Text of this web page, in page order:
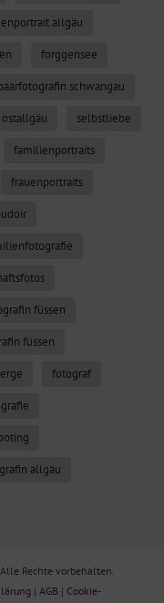
allgäu
forggensee
schwangau
ostallgäu selbstliebe
familienportraits
frauenportraits
füssen
füssen
fotograf
allgäu
Rechte vorbehalten.
| AGB | Cookie-